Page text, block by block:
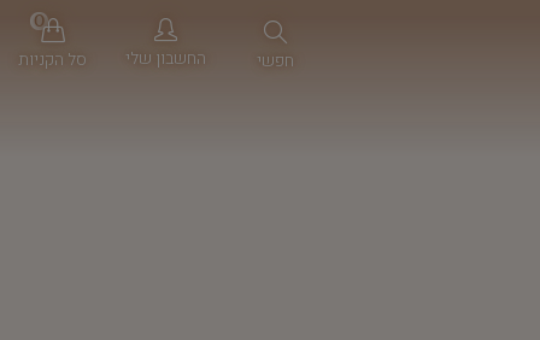
חפשי החשבון שלי סל הקניות
0